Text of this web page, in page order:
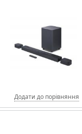
Додати до порівняння